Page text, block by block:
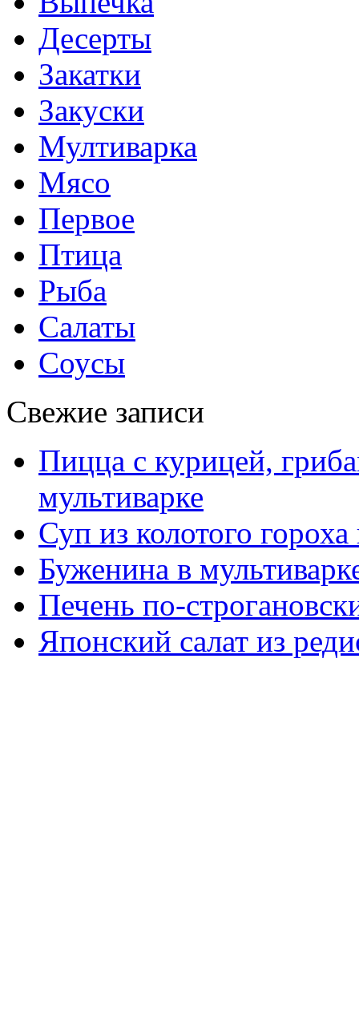
Десерты
Закатки
Закуски
Мултиварка
Мясо
Первое
Птица
Рыба
Салаты
Соусы
Свежие записи
Пицца с курицей,
мультиварке
Суп из колотого
Буженина в
Печень по-
Японский салат из